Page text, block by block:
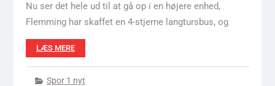
Nu ser det hele ud til at gå op i en højere enhed,
Flemming har skaffet en 4-stjerne langtursbus, og
LÆS MERE
Spor 1 nyt